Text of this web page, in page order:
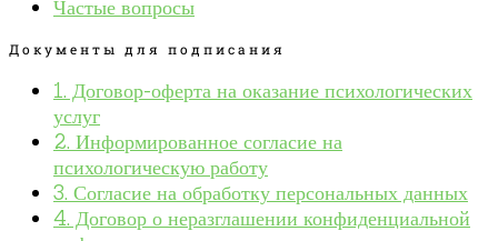
Частые вопросы
Документы для подписания
1. Договор-оферта на оказание психологических
услуг
2. Информированное согласие на
психологическую работу
3. Согласие на обработку персональных данных
4. Договор о неразглашении конфиденциальной